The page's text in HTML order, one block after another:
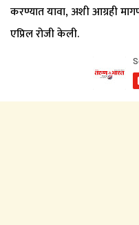
करण्यात यावा, अशी आग्रही
एप्रिल रोजी केली.